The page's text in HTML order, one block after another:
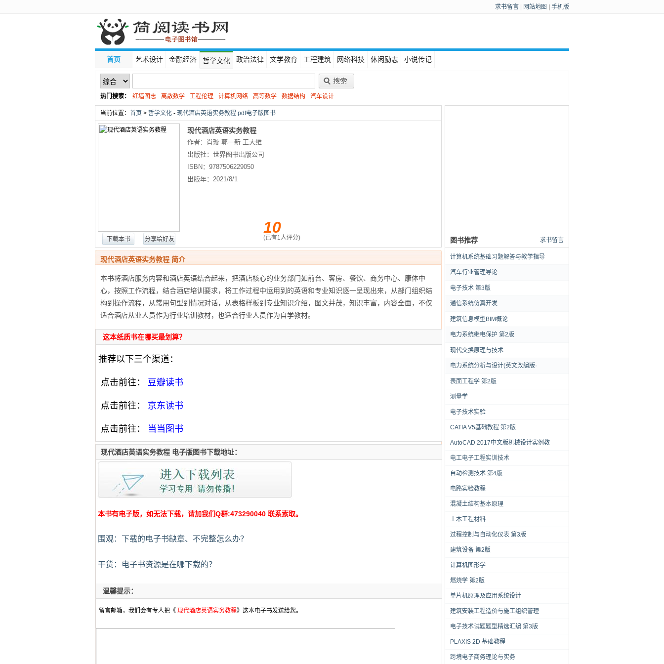
求书留言 网站地图 手机版
首页 艺术设计 金融经济 哲学文化 政治法律 文学教育 工程建筑 网络科技 休闲励志 小说传记
热门搜索： 红墙图志 离散数学 工程伦理 计算机网络 高等数学 数据结构
汽车设计
线性代数
当前位置： 首页 > 哲学文化 - 现代酒店英语实务教程 pdf电子版图书
下载本书 分享给好友
现代酒店英语实务教程
作者：肖璇 郭一新 王大维
出版社： 世界图书出版公司
ISBN： 9787506229050
出版年： 2021/8/1
10
(已有1人评分) 求书留言
图书推荐
计算机系统基础习题解答与教学指导
汽车行业管理导论
电子技术 第3版
通信系统仿真开发
建筑信息模型BIM概论
电力系统继电保护 第2版
现代交换原理与技术
电力系统分析与设计(英文改编版·
表面工程学 第2版
测量学
电子技术实验
CATIA V5基础教程 第2版
AutoCAD 2017中文版机械设计实例教
电工电子工程实训技术
自动检测技术 第4版
电路实验教程
混凝土结构基本原理
土木工程材料
过程控制与自动化仪表 第3版
建筑设备 第2版
计算机图形学
燃烧学 第2版
单片机原理及应用系统设计
建筑安装工程造价与施工组织管理
电子技术试题题型精选汇编 第3版
PLAXIS 2D 基础教程
跨境电子商务理论与实务
现代酒店英语实务教程 简介
本书将酒店服务内容和酒店英语结合起来，把酒店核心的业务部门如前台、客房、餐饮、商务中心、康体中
心，按照工作流程，结合酒店培训要求，将工作过程中运用到的英语和专业知识逐一呈现出来，从部门组织结
构到操作流程，从常用句型到情况对话，从表格样板到专业知识介绍，图文并茂，知识丰富，内容全面，不仅
适合酒店从业人员作为行业培训教材，也适合行业人员作为自学教材。
这本纸质书在哪买最划算？
推荐以下三个渠道：
点击前往： 豆瓣读书
点击前往： 京东读书
点击前往： 当当图书
现代酒店英语实务教程 电子版图书下载地址：
本书有电子版，如无法下载，请加我们Q群:473290040 联系索取。
围观：下载的电子书缺章、不完整怎么办？
干货：电子书资源是在哪下载的？
温馨提示：
留言邮箱，我们会有专人把《 现代酒店英语实务教程》这本电子书发送给您。